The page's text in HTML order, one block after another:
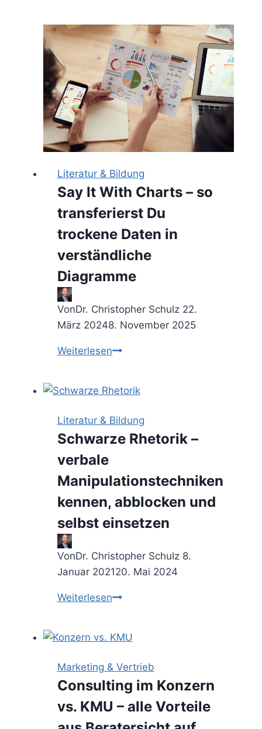
Checkliste
für
den
starken
Abschluss
des
Kundenvorhabens
Literatur & Bildung
Say It With Charts – so
transferierst Du
trockene Daten in
verständliche
Diagramme
VonDr. Christopher Schulz 22.
März 20248. November 2025
WeiterlesenSay
Charts
–
transferierst
trockene
in
verständliche
Literatur & Bildung
Schwarze Rhetorik –
verbale
Manipulationstechniken
kennen, abblocken und
selbst einsetzen
VonDr. Christopher Schulz 8.
Januar 202120. Mai 2024
WeiterlesenSchwarze
verbale
Manipulationstechniken
abblocken
und
selbst
Marketing & Vertrieb
Consulting im Konzern
vs. KMU – alle Vorteile